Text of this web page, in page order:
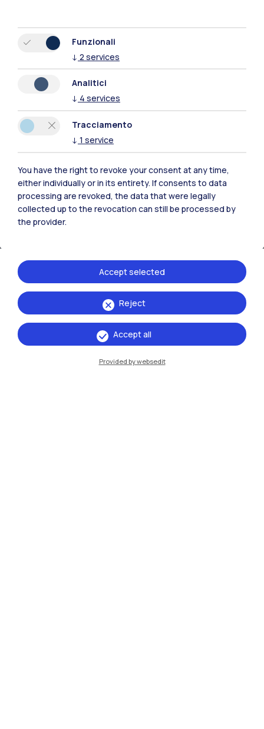
Residenze Frontiere
IT EN
Milano Bovisa
Cremona
Lecco
Funzionali
↓ 2 services
Analitici
↓ 4 services
Tracciamento
↓ 1 service
You have the right to revoke your consent at any time,
either individually or in its entirety. If consents to data
processing are revoked, the data that were legally
collected up to the revocation can still be processed by
the provider.
Reject
Accept selected
Accept all
Provided by websedit